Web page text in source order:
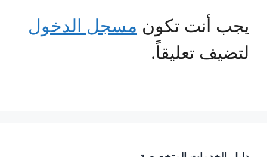
يجب أنت تكون مسجل الدخول
لتضيف تعليقاً.